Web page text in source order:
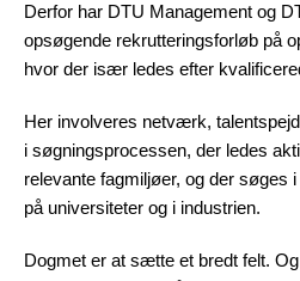
Derfor har DTU Management og
opsøgende rekrutteringsforløb på
hvor der især ledes efter
Her involveres netværk,
i søgningsprocessen, der ledes
relevante fagmiljøer, og der søges
på universiteter og i industrien.
Dogmet er at sætte et bredt felt.